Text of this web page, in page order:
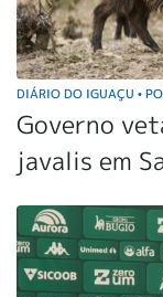
DIÁRIO DO IGUAÇU •
Governo
javalis em